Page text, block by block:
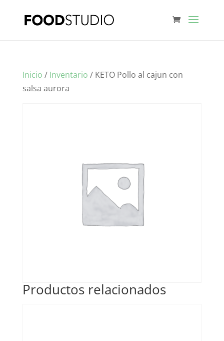
Inicio / Inventario / KETO Pollo al cajun con
salsa aurora
Productos relacionados